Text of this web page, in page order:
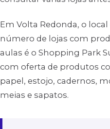
Em Volta Redonda, o
número de lojas com
aulas é o Shopping Park
com oferta de produtos
papel, estojo, cadernos,
meias e sapatos.